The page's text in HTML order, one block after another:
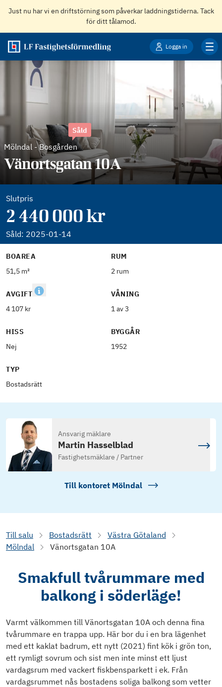
Just nu har vi en driftstörning som påverkar laddningstiderna. Tack
för ditt tålamod.
Logga in
Mölndal -Bosgården
Såld
Vänortsgatan 10A
Slutpris
2 440 000 kr
Såld: 2025-01-14
BOAREA
51,5 m²
RUM
2 rum
AVGIFT
4 107 kr
VÅNING
1 av 3
HISS
Nej
BYGGÅR
1952
TYP
Bostadsrätt
Ansvarig mäklare
Martin Hasselblad
Fastighetsmäklare / Partner
Till kontoret Mölndal
Till salu Bostadsrätt
Västra Götaland
Mölndal
Vänortsgatan 10A
Smakfull tvårummare med
balkong i söderläge!
Varmt välkommen till Vänortsgatan 10A och denna fina
tvårummare en trappa upp. Här bor du i en bra lägenhet
med ett kaklat badrum, ett nytt (2021) fint kök i grön ton,
ett rymligt sovrum och sist men inte minst ett ljust
vardagsrum med vackert fiskbensparkett i ek. Från
vardagsrummet nås bostadens soliga balkong som vetter